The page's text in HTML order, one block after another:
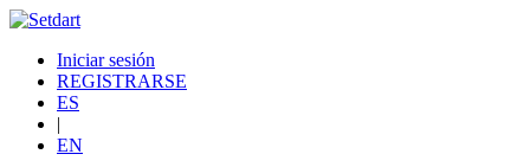
Iniciar sesión
REGISTRARSE
ES
|
EN